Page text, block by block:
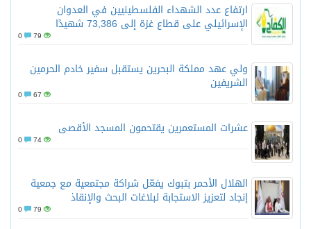
ارتفاع عدد الشهداء الفلسطينيين في العدوان
الإسرائيلي على قطاع غزة إلى 73,386 شهيدًا
79
ولي عهد مملكة البحرين يستقبل سفير خادم الحرمين
الشريفين
67
عشرات المستعمرين يقتحمون المسجد الأقصى
74
الهلال الأحمر بتبوك يفعّل شراكة مجتمعية مع جمعية
إنجاد لتعزيز الاستجابة لبلاغات البحث والإنقاذ
79